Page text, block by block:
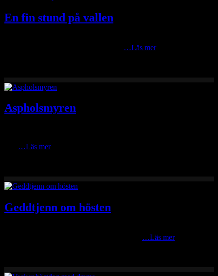
En fin stund på vallen
…Läs mer
Aspholsmyren
…Läs mer
Geddtjenn om hösten
…Läs mer